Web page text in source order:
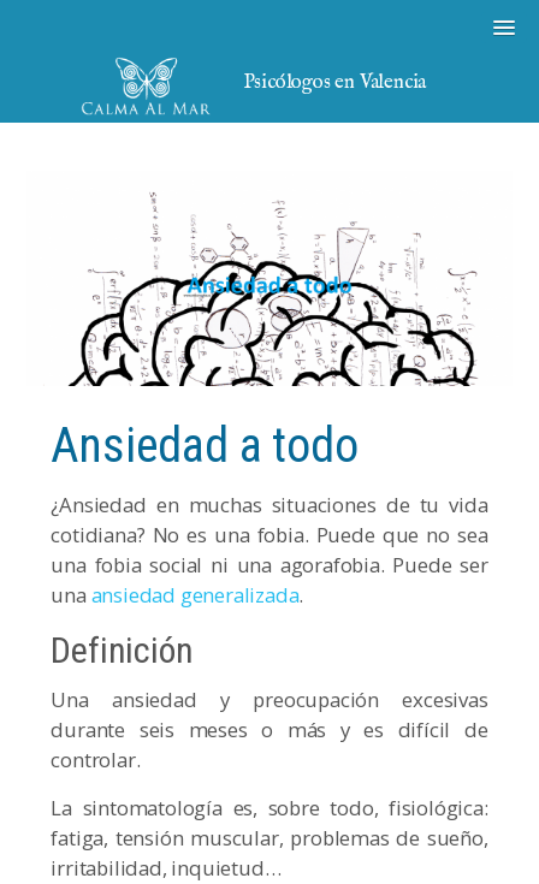
Psicólogos en Valencia
Ansiedad a todo
¿Ansiedad en muchas situaciones de tu vida
cotidiana? No es una fobia. Puede que no sea
una fobia social ni una agorafobia. Puede ser
una ansiedad generalizada.
Definición
Una ansiedad y preocupación excesivas
durante seis meses o más y es difícil de
controlar.
La sintomatología es, sobre todo, fisiológica:
fatiga, tensión muscular, problemas de sueño,
irritabilidad, inquietud…